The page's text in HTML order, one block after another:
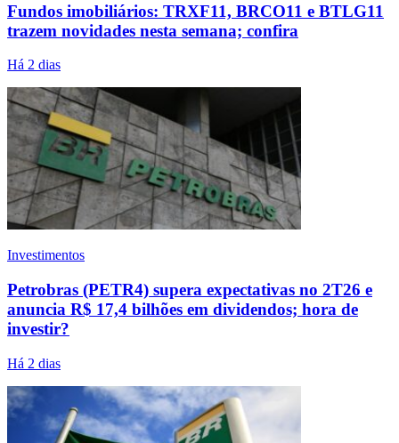
Fundos imobiliários: TRXF11, BRCO11 e BTLG11
trazem novidades nesta semana; confira
Há 2 dias
Investimentos
Petrobras (PETR4) supera expectativas no 2T26 e
anuncia R$ 17,4 bilhões em dividendos; hora de
investir?
Há 2 dias